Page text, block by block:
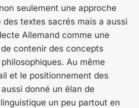
seulement une approche
des textes sacrés mais a aussi
Allemand comme une
contenir des concepts
Au même
et le positionnement des
donné un élan de
un peu partout en